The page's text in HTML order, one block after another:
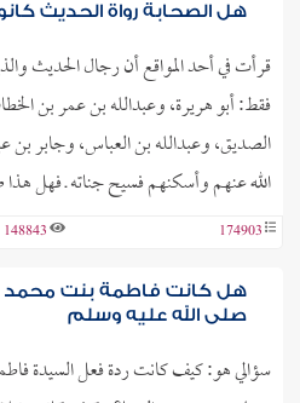
هل الصحابة رواة الحديث
قرأت في أحد المواقع أن رجال الحديث
فقط: أبو هريرة، وعبدالله بن عمر بن
الصديق، وعبدالله بن العباس، وجابر بن
الله عنهم وأسكنهم فسيح جناته ـ فهل
174903
148843
هل كانت فاطمة بنت محمد
صلى الله عليه وسلم
سؤالي هو: كيف كانت ردة فعل السيدة